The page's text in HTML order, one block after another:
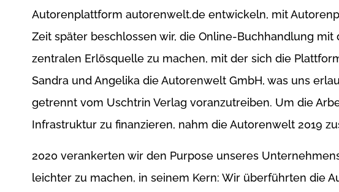
Autorenplattform autorenwelt.de entwickeln, mit
Zeit später beschlossen wir, die Online-Buchhandlung
zentralen Erlösquelle zu machen, mit der sich die
Sandra und Angelika die Autorenwelt GmbH, was uns
getrennt vom Uschtrin Verlag voranzutreiben. Um die
Infrastruktur zu finanzieren, nahm die Autorenwelt 2019
2020 verankerten wir den Purpose unseres
leichter zu machen, in seinem Kern: Wir überführten die